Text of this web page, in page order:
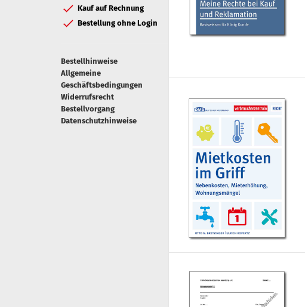
Kauf auf Rechnung
Bestellung ohne Login
Bestellhinweise
Allgemeine
Geschäftsbedingungen
Widerrufsrecht
Bestellvorgang
Datenschutzhinweise